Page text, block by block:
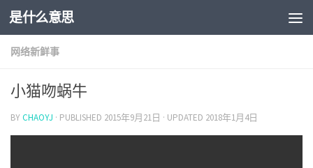
是什么意思
网络新鲜事
小猫吻蜗牛
BYCHAOYJ · PUBLISHED 2015年9月21日 · UPDATED 2018年1月4日